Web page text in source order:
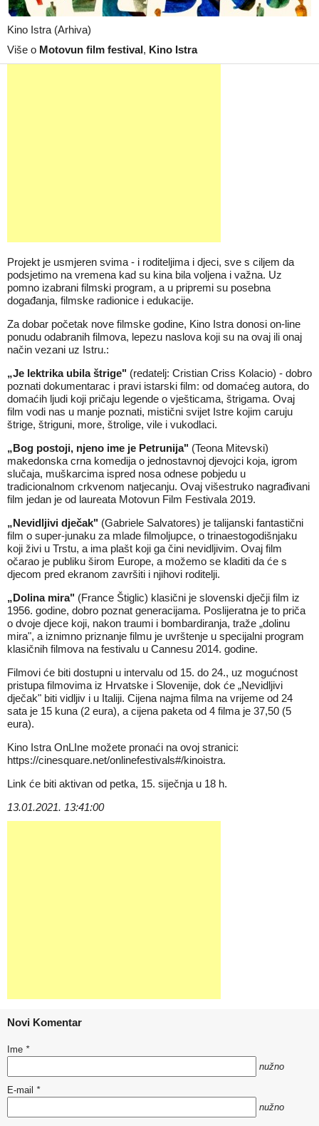
Kino Istra (Arhiva)
Više o Motovun film festival, Kino Istra
Projekt je usmjeren svima - i roditeljima i djeci, sve s ciljem da
podsjetimo na vremena kad su kina bila voljena i važna. Uz
pomno izabrani filmski program, a u pripremi su posebna
događanja, filmske radionice i edukacije.
Za dobar početak nove filmske godine, Kino Istra donosi on-line
ponudu odabranih filmova, lepezu naslova koji su na ovaj ili onaj
način vezani uz Istru.:
„Je lektrika ubila štrige" (redatelj: Cristian Criss Kolacio) - dobro
poznati dokumentarac i pravi istarski film: od domaćeg autora, do
domaćih ljudi koji pričaju legende o vješticama, štrigama. Ovaj
film vodi nas u manje poznati, mistični svijet Istre kojim caruju
štrige, štriguni, more, štrolige, vile i vukodlaci.
„Bog postoji, njeno ime je Petrunija" (Teona Mitevski)
makedonska crna komedija o jednostavnoj djevojci koja, igrom
slučaja, muškarcima ispred nosa odnese pobjedu u
tradicionalnom crkvenom natjecanju. Ovaj višestruko nagrađivani
film jedan je od laureata Motovun Film Festivala 2019.
„Nevidljivi dječak" (Gabriele Salvatores) je talijanski fantastični
film o super-junaku za mlade filmoljupce, o trinaestogodišnjaku
koji živi u Trstu, a ima plašt koji ga čini nevidljivim. Ovaj film
očarao je publiku širom Europe, a možemo se kladiti da će s
djecom pred ekranom završiti i njihovi roditelji.
„Dolina mira" (France Štiglic) klasični je slovenski dječji film iz
1956. godine, dobro poznat generacijama. Poslijeratna je to priča
o dvoje djece koji, nakon traumi i bombardiranja, traže „dolinu
mira", a iznimno priznanje filmu je uvrštenje u specijalni program
klasičnih filmova na festivalu u Cannesu 2014. godine.
Filmovi će biti dostupni u intervalu od 15. do 24., uz mogućnost
pristupa filmovima iz Hrvatske i Slovenije, dok će „Nevidljivi
dječak" biti vidljiv i u Italiji. Cijena najma filma na vrijeme od 24
sata je 15 kuna (2 eura), a cijena paketa od 4 filma je 37,50 (5
eura).
Kino Istra OnLIne možete pronaći na ovoj stranici:
https://cinesquare.net/onlinefestivals#/kinoistra.
Link će biti aktivan od petka, 15. siječnja u 18 h.
13.01.2021. 13:41:00
Novi Komentar
Ime *
nužno
E-mail *
nužno